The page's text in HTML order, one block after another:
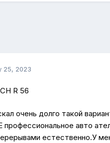
25, 2023
R 56
очень долго такой
профессиональное авто
естественно.У